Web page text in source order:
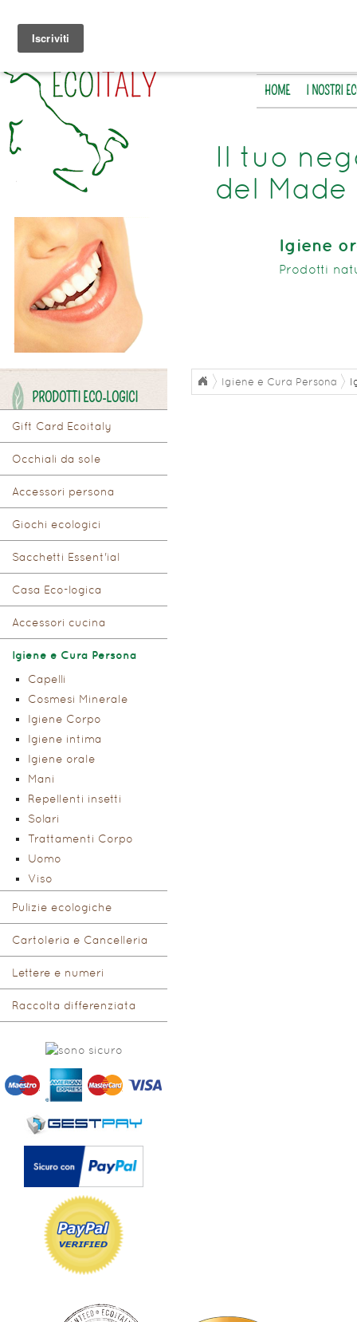
HOME I NOSTRI
Il tuo
del
Igiene
Prodotti
PRODOTTI ECO-LOGICI
Gift Card Ecoitaly
Occhiali da sole
Accessori persona
Giochi ecologici
Sacchetti Essent'ial
Casa Eco-logica
Accessori cucina
Igiene e Cura Persona
Capelli
Cosmesi Minerale
Igiene Corpo
Igiene intima
Igiene orale
Mani
Repellenti insetti
Solari
Trattamenti Corpo
Uomo
Viso
Pulizie ecologiche
Cartoleria e Cancelleria
Lettere e numeri
Raccolta differenziata
Igiene e Cura Persona